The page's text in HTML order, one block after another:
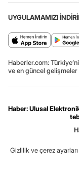
UYGULAMAMIZI
Haberler.com:
ve en güncel gelişmeler
Haber: Ulusal
Gizlilik ve çerez ayarları